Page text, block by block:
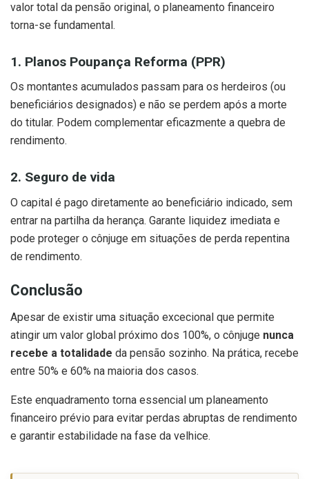
valor total da pensão original, o planeamento financeiro
torna-se fundamental.
1. Planos Poupança Reforma (PPR)
Os montantes acumulados passam para os herdeiros (ou
beneficiários designados) e não se perdem após a morte
do titular. Podem complementar eficazmente a quebra de
rendimento.
2. Seguro de vida
O capital é pago diretamente ao beneficiário indicado, sem
entrar na partilha da herança. Garante liquidez imediata e
pode proteger o cônjuge em situações de perda repentina
de rendimento.
Conclusão
Apesar de existir uma situação excecional que permite
atingir um valor global próximo dos 100%, o cônjuge nunca
recebe a totalidade da pensão sozinho. Na prática, recebe
entre 50% e 60% na maioria dos casos.
Este enquadramento torna essencial um planeamento
financeiro prévio para evitar perdas abruptas de rendimento
e garantir estabilidade na fase da velhice.